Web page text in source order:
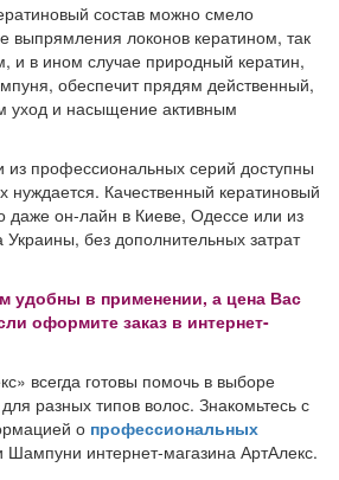
состав можно смело
выпрямления локонов кератином, так
и в ином случае природный кератин,
обеспечит прядям действенный,
уход и насыщение активным
профессиональных серий доступны
нуждается. Качественный кератиновый
даже он-лайн в Киеве, Одессе или из
Украины, без дополнительных затрат
удобны в применении, а цена Вас
оформите заказ в интернет-
всегда готовы помочь в выборе
для разных типов волос. Знакомьтесь с
о профессиональных
Шампуни интернет-магазина АртАлекс.